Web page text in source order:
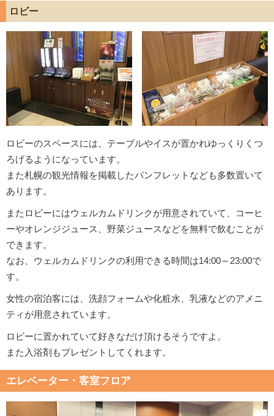
ロビー
ロビーのスペースには、テーブルやイスが置かれゆっくりくつ
ろげるようになっています。
また札幌の観光情報を掲載したパンフレットなども多数置いて
あります。
またロビーにはウェルカムドリンクが用意されていて、コーヒ
ーやオレンジジュース、野菜ジュースなどを無料で飲むことが
できます。
なお、ウェルカムドリンクの利用できる時間は14:00～23:00で
す。
女性の宿泊客には、洗顔フォームや化粧水、乳液などのアメニ
ティが用意されています。
ロビーに置かれていて好きなだけ頂けるそうですよ。
また入浴剤もプレゼントしてくれます。
エレベーター・客室フロア